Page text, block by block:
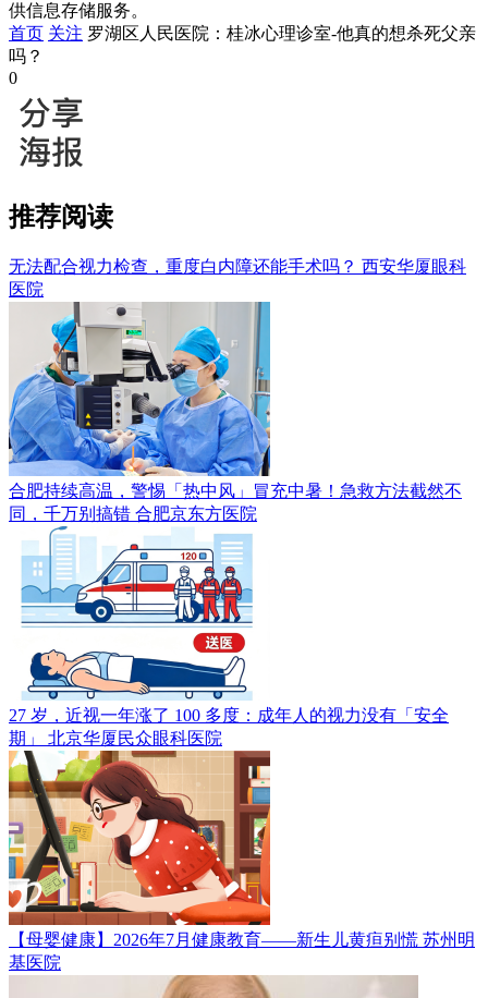
供信息存储服务。
首页 关注 罗湖区人民医院：桂冰心理诊室-他真的想杀死父亲
吗？
0
推荐阅读
无法配合视力检查，重度白内障还能手术吗？ 西安华厦眼科
医院
合肥持续高温，警惕「热中风」冒充中暑！急救方法截然不
同，千万别搞错 合肥京东方医院
27 岁，近视一年涨了 100 多度：成年人的视力没有「安全
期」 北京华厦民众眼科医院
【母婴健康】2026年7月健康教育——新生儿黄疸别慌 苏州明
基医院